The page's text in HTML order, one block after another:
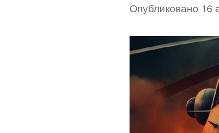
Опубликовано 16